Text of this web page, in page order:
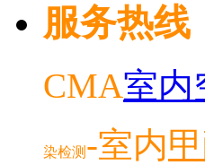
服务热线
CMA室内
染检测 -室内